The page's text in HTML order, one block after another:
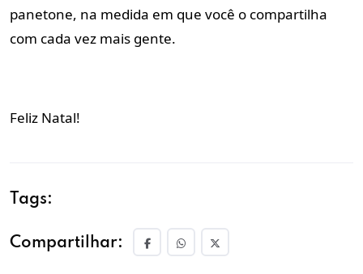
panetone, na medida em que você o compartilha
com cada vez mais gente.
Feliz Natal!
Tags:
Compartilhar: